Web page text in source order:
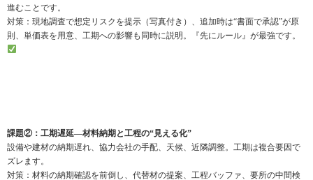
進むことです。
対策：現地調査で想定リスクを提示（写真付き）、追加時は“書面で承認”が原
則、単価表を用意、工期への影響も同時に説明。『先にルール』が最強です。
課題②：工期遅延—材料納期と工程の“見える化”
設備や建材の納期遅れ、協力会社の手配、天候、近隣調整。工期は複合要因で
ズレます。
対策：材料の納期確認を前倒し、代替材の提案、工程バッファ、要所の中間検